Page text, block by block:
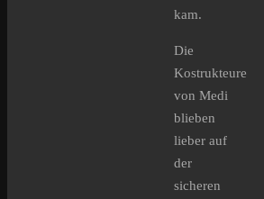
kam.
Die
Kostrukteure
von Medi
blieben
lieber auf
der
sicheren